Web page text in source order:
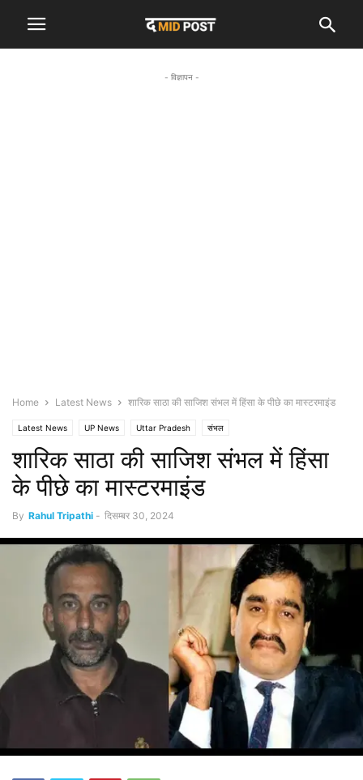
- विज्ञापन -
Home Latest News शारिक साठा की साजिश संभल में हिंसा के पीछे का मास्टरमाइंड
Latest News UP News Uttar Pradesh संभल
शारिक साठा की साजिश संभल में हिंसा
के पीछे का मास्टरमाइंड
By Rahul Tripathi - दिसम्बर 30, 2024